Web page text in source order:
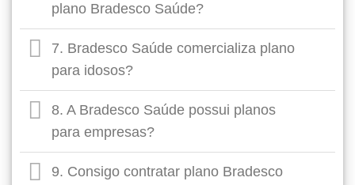
plano Bradesco Saúde?
7. Bradesco Saúde comercializa plano
para idosos?
8. A Bradesco Saúde possui planos
para empresas?
9. Consigo contratar plano Bradesco